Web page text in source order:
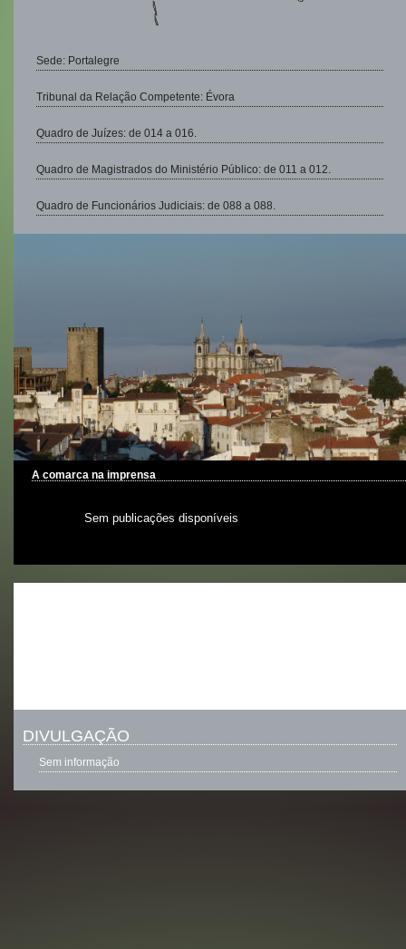
Sede: Portalegre
Tribunal da Relação Competente: Évora
Quadro de Juízes: de 014 a 016.
Quadro de Magistrados do Ministério Público: de 011 a 012.
Quadro de Funcionários Judiciais: de 088 a 088.
A comarca na imprensa
Sem publicações disponíveis
DIVULGAÇÃO
Sem informação